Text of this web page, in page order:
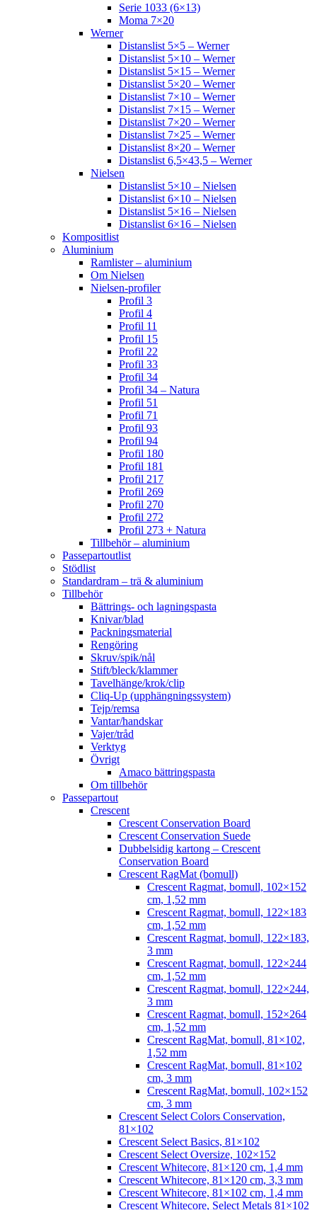
Serie 1033 (6×13)
Moma 7×20
Werner
Distanslist 5×5 – Werner
Distanslist 5×10 – Werner
Distanslist 5×15 – Werner
Distanslist 5×20 – Werner
Distanslist 7×10 – Werner
Distanslist 7×15 – Werner
Distanslist 7×20 – Werner
Distanslist 7×25 – Werner
Distanslist 8×20 – Werner
Distanslist 6,5×43,5 – Werner
Nielsen
Distanslist 5×10 – Nielsen
Distanslist 6×10 – Nielsen
Distanslist 5×16 – Nielsen
Distanslist 6×16 – Nielsen
Kompositlist
Aluminium
Ramlister – aluminium
Om Nielsen
Nielsen-profiler
Profil 3
Profil 4
Profil 11
Profil 15
Profil 22
Profil 33
Profil 34
Profil 34 – Natura
Profil 51
Profil 71
Profil 93
Profil 94
Profil 180
Profil 181
Profil 217
Profil 269
Profil 270
Profil 272
Profil 273 + Natura
Tillbehör – aluminium
Passepartoutlist
Stödlist
Standardram – trä & aluminium
Tillbehör
Bättrings- och lagningspasta
Knivar/blad
Packningsmaterial
Rengöring
Skruv/spik/nål
Stift/bleck/klammer
Tavelhänge/krok/clip
Cliq-Up (upphängningssystem)
Tejp/remsa
Vantar/handskar
Vajer/tråd
Verktyg
Övrigt
Amaco bättringspasta
Om tillbehör
Passepartout
Crescent
Crescent Conservation Board
Crescent Conservation Suede
Dubbelsidig kartong – Crescent
Conservation Board
Crescent RagMat (bomull)
Crescent Ragmat, bomull, 102×152
cm, 1,52 mm
Crescent Ragmat, bomull, 122×183
cm, 1,52 mm
Crescent Ragmat, bomull, 122×183,
3 mm
Crescent Ragmat, bomull, 122×244
cm, 1,52 mm
Crescent Ragmat, bomull, 122×244,
3 mm
Crescent Ragmat, bomull, 152×264
cm, 1,52 mm
Crescent RagMat, bomull, 81×102,
1,52 mm
Crescent RagMat, bomull, 81×102
cm, 3 mm
Crescent RagMat, bomull, 102×152
cm, 3 mm
Crescent Select Colors Conservation,
81×102
Crescent Select Basics, 81×102
Crescent Select Oversize, 102×152
Crescent Whitecore, 81×120 cm, 1,4 mm
Crescent Whitecore, 81×120 cm, 3,3 mm
Crescent Whitecore, 81×102 cm, 1,4 mm
Crescent Whitecore, Select Metals 81×102